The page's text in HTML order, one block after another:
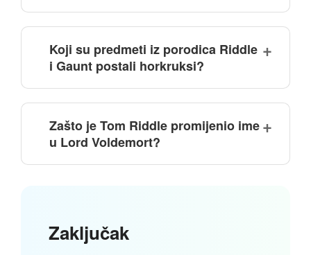
Koji su predmeti iz porodica Riddle
i Gaunt postali horkruksi?
Zašto je Tom Riddle promijenio ime
u Lord Voldemort?
Zaključak